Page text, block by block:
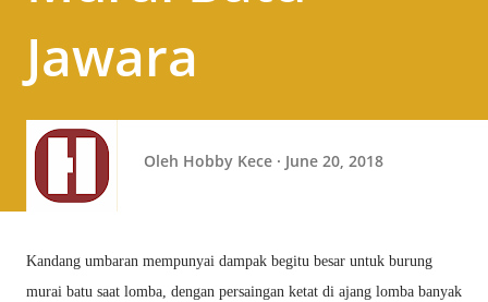
Jawara
Oleh Hobby Kece June 20, 2018
Kandang umbaran mempunyai dampak begitu besar untuk burung
murai batu saat lomba, dengan persaingan ketat di ajang lomba banyak